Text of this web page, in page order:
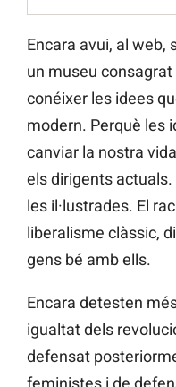
Encara avui, al web,
un museu
conéixer les idees
modern. Perquè les
canviar la nostra
els dirigents actuals.
les il·lustrades. El
liberalisme clàssic,
gens bé amb ells.
Encara detesten
igualtat dels
defensat
feministes i de